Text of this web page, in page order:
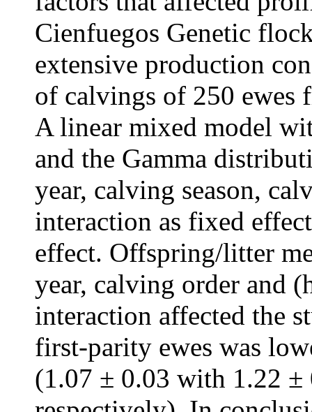
Cienfuegos Genetic
extensive production
of calvings of 250 ewes
A linear mixed model
and the Gamma
year, calving season,
interaction as fixed
effect. Offspring/litter
year, calving order and
interaction affected the
first-parity ewes was
(1.07 ± 0.03 with 1.22